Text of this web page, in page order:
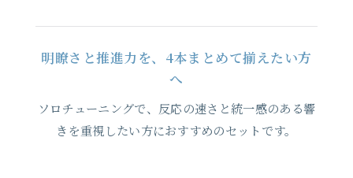
明瞭さと推進力を、4本まとめて揃えたい方
へ
ソロチューニングで、反応の速さと統一感のある響
きを重視したい方におすすめのセットです。